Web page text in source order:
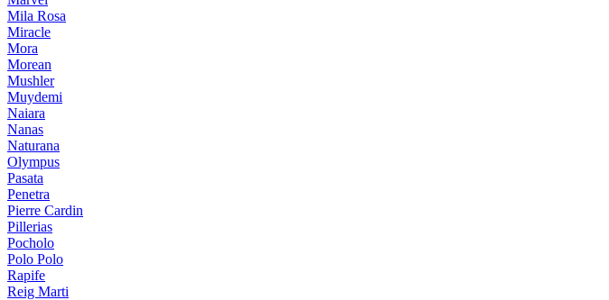
Mila Rosa
Miracle
Mora
Morean
Mushler
Muydemi
Naiara
Nanas
Naturana
Olympus
Pasata
Penetra
Pierre Cardin
Pillerias
Pocholo
Polo Polo
Rapife
Reig Marti